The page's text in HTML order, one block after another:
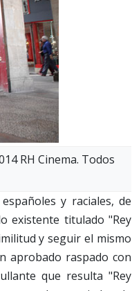
RH Cinema. Todos
y raciales, de
existente titulado "Rey
y seguir el mismo
aprobado raspado con
que resulta "Rey